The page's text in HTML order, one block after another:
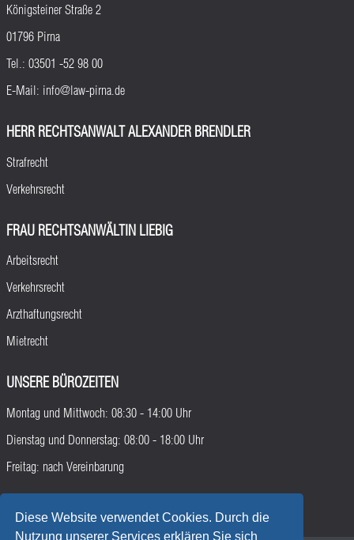
Diese Website verwendet Cookies. Durch die
Nutzung unserer Services erklären Sie sich
Königsteiner Straße 2
01796 Pirna
Tel.: 03501 -52 98 00
E-Mail: info@law-pirna.de
HERR RECHTSANWALT ALEXANDER BRENDLER
Strafrecht
Verkehrsrecht
FRAU RECHTSANWÄLTIN LIEBIG
Arbeitsrecht
Verkehrsrecht
Arzthaftungsrecht
Mietrecht
UNSERE BÜROZEITEN
Montag und Mittwoch: 08:30 - 14:00 Uhr
Dienstag und Donnerstag: 08:00 - 18:00 Uhr
Freitag: nach Vereinbarung